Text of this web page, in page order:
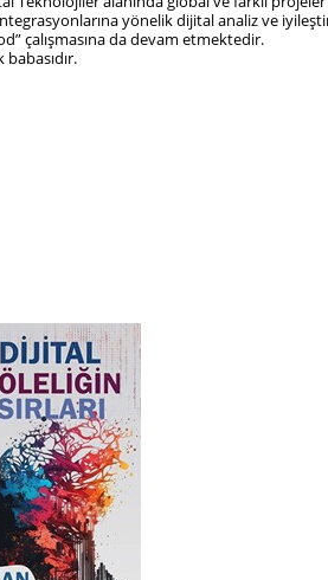
yönelik dijital analiz ve
çalışmasına da devam etmektedir.